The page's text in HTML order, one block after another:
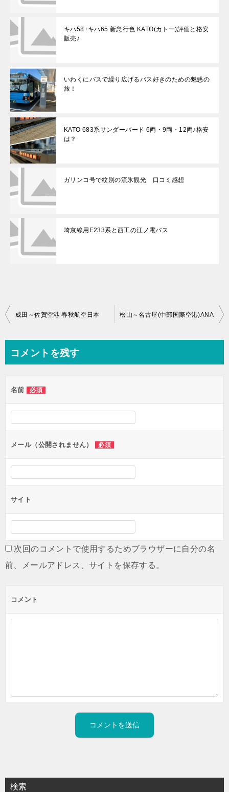
キハ58+キハ65 新急行色 KATO(カトー)評価と格安
販売♪
いわくにバスで繰り広げるバス好きのための魅惑の
旅！
KATO 683系サンダーバード 6両・9両・12両♪格安
は？
ガリンコ号で紋別の流氷観光 口コミ感想
埼京線用E233系と西工の江ノ電バス
投
ビ
ー
シ
ョ
ン
成田～佐賀空港 春秋航空日本 松山～名古屋(中部国際空港)ANA
コメントを残す
名前 必須
メール（公開されません） 必須
サイト
次回のコメントで使用するためブラウザーに自分の名
前、メールアドレス、サイトを保存する。
コメント
検索